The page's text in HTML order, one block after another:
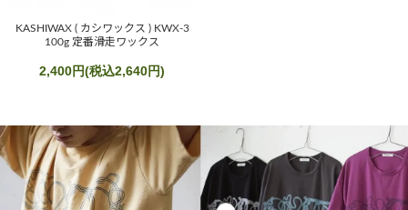
KASHIWAX ( カシワックス ) KWX-3
100g 定番滑走ワックス
2,400円(税込2,640円)